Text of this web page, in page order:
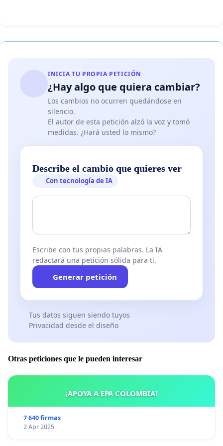
mantenimiento de la carretera con la accesibilidad
Nosotros, los abajo firmantes, solicitamos
reconsideración del plan de cierre total y esperamos
y su disposición para explorar estas alternativas.
Atentamente,
Comerciantes, Turismo, Comunidad General de
Fredonia, Bolombolo, Jardín, Jericó, y todo el suroeste
Si decide mostrar el vídeo, YouTube recibirá su
dirección web (URL) de esta página, y podrá
interacción con el vídeo de conformidad con su
privacidad.
Mostrar el vídeo
INICIA TU PROPIA PETICIÓN
¿Hay algo que quiera cambiar?
Los cambios no ocurren quedándose en
silencio.
El autor de esta petición alzó la voz y tomó
medidas. ¿Hará usted lo mismo?
Describe el cambio que quieres ver
Con tecnología de IA
Escribe con tus propias palabras. La IA
redactará una petición sólida para ti.
Generar petición
Tus datos siguen siendo tuyos
Privacidad desde el diseño
Otras peticiones que le pueden interesar
¡APOYA A EPA COLOMBIA!
7 640 firmas
2 Apr 2025